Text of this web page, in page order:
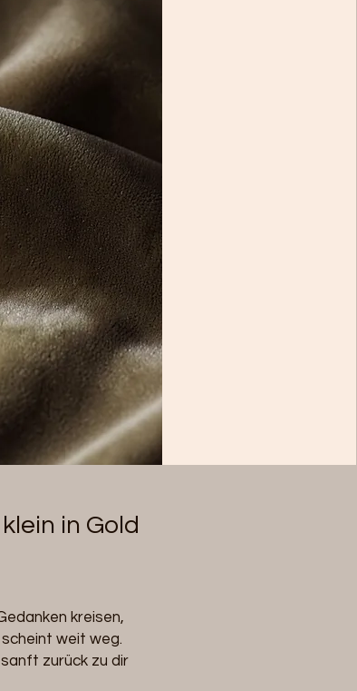
in Gold
kreisen,
weit weg.
zurück zu dir